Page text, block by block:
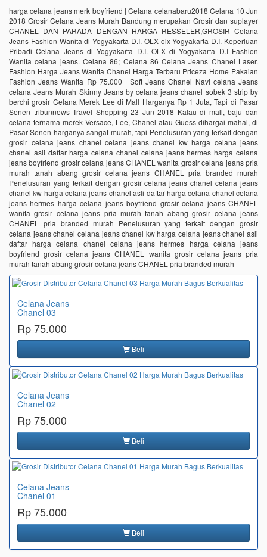
harga celana jeans merk boyfriend | Celana celanabaru2018 Celana 10 Jun
2018 Grosir Celana Jeans Murah Bandung merupakan Grosir dan suplayer
CHANEL DAN PARADA DENGAN HARGA RESSELER,GROSIR Celana
Jeans Fashion Wanita di Yogyakarta D.I. OLX olx Yogyakarta D.I. Keperluan
Pribadi Celana Jeans di Yogyakarta D.I. OLX di Yogyakarta D.I Fashion
Wanita celana jeans. Celana 86; Celana 86 Celana Jeans Chanel Laser.
Fashion Harga Jeans Wanita Chanel Harga Terbaru Priceza Home Pakaian
Fashion Jeans Wanita Rp 75.000 · Soft Jeans Chanel Navi celana Jeans
celana Jeans Murah Skinny Jeans by celana jeans chanel sobek 3 strip by
berchi grosir Celana Merek Lee di Mall Harganya Rp 1 Juta, Tapi di Pasar
Senen tribunnews Travel Shopping 23 Jun 2018 Kalau di mall, baju dan
celana ternama merek Versace, Lee, Chanel atau Guess dihargai mahal, di
Pasar Senen harganya sangat murah, tapi Penelusuran yang terkait dengan
grosir celana jeans chanel celana jeans chanel kw harga celana jeans
chanel asli daftar harga celana chanel celana jeans hermes harga celana
jeans boyfriend grosir celana jeans CHANEL wanita grosir celana jeans pria
murah tanah abang grosir celana jeans CHANEL pria branded murah
Penelusuran yang terkait dengan grosir celana jeans chanel celana jeans
chanel kw harga celana jeans chanel asli daftar harga celana chanel celana
jeans hermes harga celana jeans boyfriend grosir celana jeans CHANEL
wanita grosir celana jeans pria murah tanah abang grosir celana jeans
CHANEL pria branded murah Penelusuran yang terkait dengan grosir
celana jeans chanel celana jeans chanel kw harga celana jeans chanel asli
daftar harga celana chanel celana jeans hermes harga celana jeans
boyfriend grosir celana jeans CHANEL wanita grosir celana jeans pria
murah tanah abang grosir celana jeans CHANEL pria branded murah
Celana Jeans
Chanel 03
Rp 75.000
Beli
Celana Jeans
Chanel 02
Rp 75.000
Beli
Celana Jeans
Chanel 01
Rp 75.000
Beli